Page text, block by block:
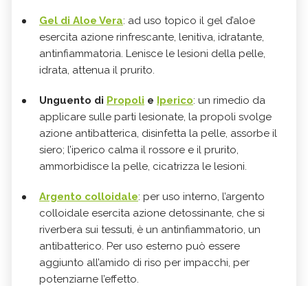
Gel di Aloe Vera: ad uso topico il gel d’aloe
esercita azione rinfrescante, lenitiva, idratante,
antinfiammatoria. Lenisce le lesioni della pelle,
idrata, attenua il prurito.
Unguento di Propoli e Iperico: un rimedio da
applicare sulle parti lesionate, la propoli svolge
azione antibatterica, disinfetta la pelle, assorbe il
siero; l’iperico calma il rossore e il prurito,
ammorbidisce la pelle, cicatrizza le lesioni.
Argento colloidale: per uso interno, l’argento
colloidale esercita azione detossinante, che si
riverbera sui tessuti, è un antinfiammatorio, un
antibatterico. Per uso esterno può essere
aggiunto all’amido di riso per impacchi, per
potenziarne l’effetto.